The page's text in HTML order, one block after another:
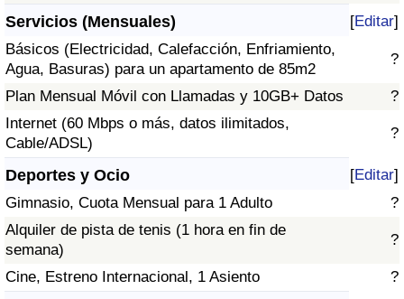
Servicios (Mensuales) [Editar]
Básicos (Electricidad, Calefacción, Enfriamiento,
Agua, Basuras) para un apartamento de 85m2
?
Plan Mensual Móvil con Llamadas y 10GB+ Datos
?
Internet (60 Mbps o más, datos ilimitados,
Cable/ADSL)
?
Deportes y Ocio [Editar]
Gimnasio, Cuota Mensual para 1 Adulto
?
Alquiler de pista de tenis (1 hora en fin de
semana)
?
Cine, Estreno Internacional, 1 Asiento ?